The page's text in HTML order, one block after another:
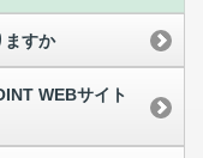
ますか
WEBサイト